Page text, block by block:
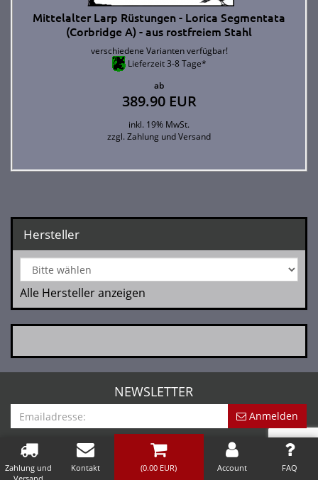
Mittelalter Larp Rüstungen - Lorica Segmentata
(Corbridge A) - aus rostfreiem Stahl
verschiedene Varianten verfügbar!
Lieferzeit 3-8 Tage*
ab
389.90 EUR
inkl. 19% MwSt.
zzgl.Zahlung und Versand
Hersteller
Alle Hersteller anzeigen
NEWSLETTER
Anmelden
Zahlung und
Kontakt (0.00 EUR) Account FAQ